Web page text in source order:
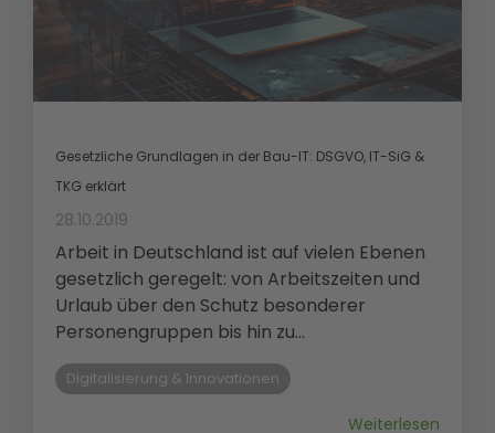
Gesetzliche Grundlagen in der Bau-IT: DSGVO, IT-SiG &
TKG erklärt
28.10.2019
Arbeit in Deutschland ist auf vielen Ebenen
gesetzlich geregelt: von Arbeitszeiten und
Urlaub über den Schutz besonderer
Personengruppen bis hin zu...
Digitalisierung & Innovationen
Weiterlesen